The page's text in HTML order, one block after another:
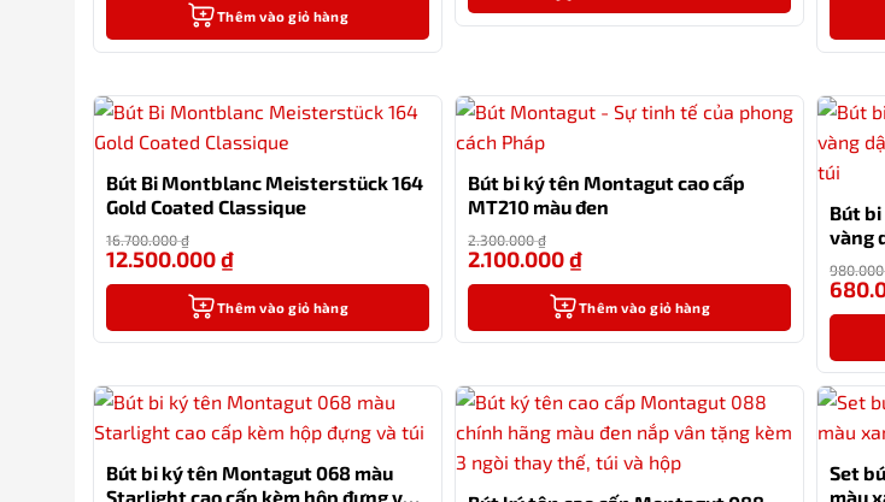
Thêm vào giỏ hàng
Bút Bi Montblanc Meisterstück 164
Gold Coated Classique
16.700.000₫
12.500.000₫
Thêm vào giỏ hàng
Bút bi ký tên Montagut cao cấp
MT210 màu đen
2.300.000₫
2.100.000₫
Thêm vào giỏ hàng
Bút
vàng
và túi
Bút bi ký tên Montagut 068 màu
Starlight cao cấp kèm hộp đựng và
Set
màu